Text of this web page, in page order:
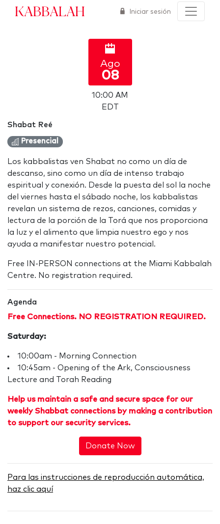
Kabbalah Iniciar sesión
Ago
08
10:00 AM
EDT
Shabat Reé
Presencial
Los kabbalistas ven Shabat no como un día de
descanso, sino como un día de intenso trabajo
espiritual y conexión. Desde la puesta del sol la noche
del viernes hasta el sábado noche, los kabbalistas
revelan un sistema de rezos, canciones, comidas y
lectura de la porción de la Torá que nos proporciona
la luz y el alimento que limpia nuestro ego y nos
ayuda a manifestar nuestro potencial.
Free IN-PERSON connections at the Miami Kabbalah
Centre. No registration required.
Agenda
Free Connections. NO REGISTRATION REQUIRED.
Saturday:
10:00am - Morning Connection
10:45am - Opening of the Ark, Consciousness
Lecture and Torah Reading
Help us maintain a safe and secure space for our
weekly Shabbat connections by making a contribution
to support our security services.
Donate Now
Para las instrucciones de reproducción automática,
haz clic aquí